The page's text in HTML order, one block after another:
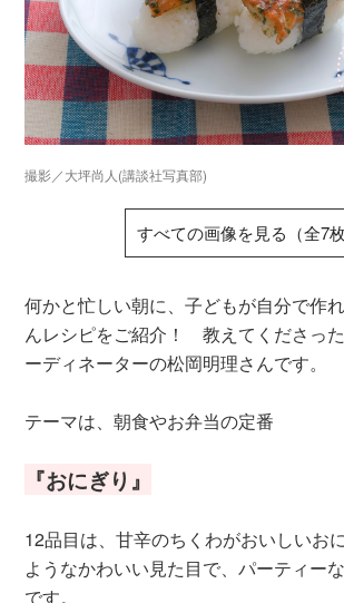
撮影／大坪尚人(講談社写真部)
すべての画像を見る（全7枚
何かと忙しい朝に、子どもが自分で作
んレシピをご紹介！ 教えてくださっ
ーディネーターの松岡明理さんです。
テーマは、朝食やお弁当の定番
『おにぎり』
12品目は、甘辛のちくわがおいしいお
ようなかわいい見た目で、パーティー
です。